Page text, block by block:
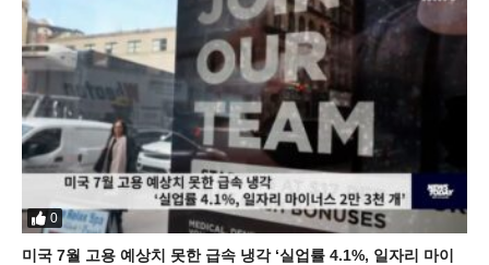
0
미국 7월 고용 예상치 못한 급속 냉각 ‘실업률 4.1%, 일자리 마이